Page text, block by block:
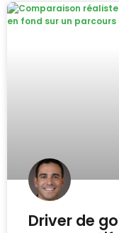
Driver de